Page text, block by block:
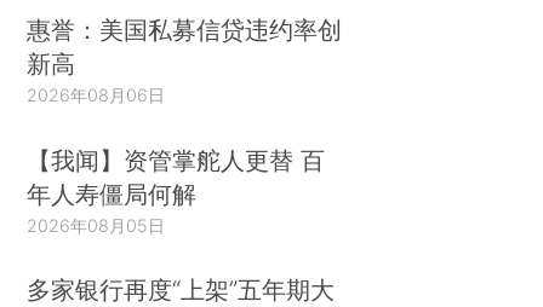
惠誉：美国私募信贷违约率创
新高
2026年08月06日
【我闻】资管掌舵人更替 百
年人寿僵局何解
2026年08月05日
多家银行再度“上架”五年期大